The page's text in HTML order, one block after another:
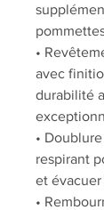
•
avec
durabilité
•
respirant
et
•